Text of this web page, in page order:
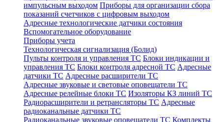
импульсным выходом Приборы для организации сбора
показаний счетчиков с цифровым выходом
Адресные технологические датчики состояния
Вспомогательное оборудование
Приборы учета
Технологическая сигнализация (Болид)
Пульты контроля и управления ТС Блоки индикации и
управления ТС Блоки контроля адресной ТС Адресные
датчики ТС Адресные расширители ТС
Адресные звуковые и световые оповещатели ТС
Адресные релейные блоки ТС Изоляторы КЗ линий ТС
Радиорасширители и ретрансляторы ТС Адресные
радиоканальные датчики ТС
Радиоканальные звуковые оповещатели ТС Комплекты